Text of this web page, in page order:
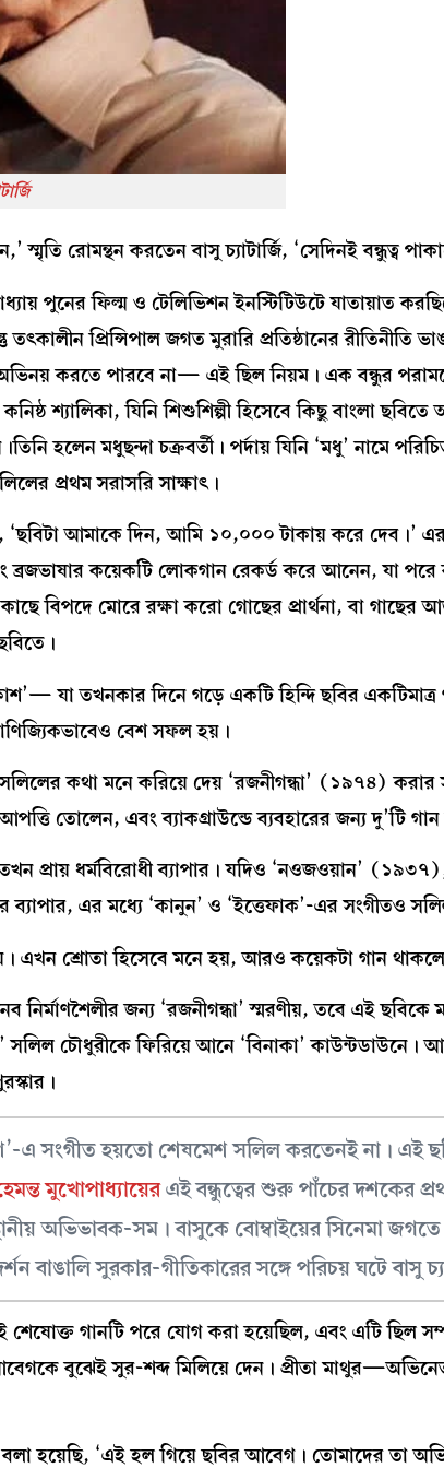
স্মৃতি রোমন্থন করতেন বাসু চ্যাটার্জি, ‘সেদিনই বন্ধুত্ব
পুনের ফিল্ম ও টেলিভিশন ইনস্টিটিউটে যাতায়াত
প্রিন্সিপাল জগত মুরারি প্রতিষ্ঠানের রীতিনীতি
করতে পারবে না— এই ছিল নিয়ম। এক বন্ধুর
শ্যালিকা, যিনি শিশুশিল্পী হিসেবে কিছু বাংলা
হলেন মধুছন্দা চক্রবর্তী। পর্দায় যিনি ‘মধু’ নামে
প্রথম সরাসরি সাক্ষাৎ।
‘ছবিটা আমাকে দিন, আমি ১০,০০০ টাকায় করে দেব।’
কয়েকটি লোকগান রেকর্ড করে আনেন, যা পরে
বিপদে মোরে রক্ষা করো গোছের প্রার্থনা, বা গাছের
যা তখনকার দিনে গড়ে একটি হিন্দি ছবির একটিমাত্র
বেশ সফল হয়।
কথা মনে করিয়ে দেয় ‘রজনীগন্ধা’ (১৯৭৪) করার
তোলেন, এবং ব্যাকগ্রাউন্ডে ব্যবহারের জন্য দু’টি
প্রায় ধর্মবিরোধী ব্যাপার। যদিও ‘নওজওয়ান’
এর মধ্যে ‘কানুন’ ও ‘ইত্তেফাক’-এর সংগীতও
এখন শ্রোতা হিসেবে মনে হয়, আরও কয়েকটা গান
জন্য ‘রজনীগন্ধা’ স্মরণীয়, তবে এই ছবিকে
চৌধুরীকে ফিরিয়ে আনে ‘বিনাকা’ কাউন্টডাউনে।
এ সংগীত হয়তো শেষমেশ সলিল করতেনই না। এই
মুখোপাধ্যায়েরএই বন্ধুত্বের শুরু পাঁচের দশকের
অভিভাবক-সম। বাসুকে বোম্বাইয়ের সিনেমা
বাঙালি সুরকার-গীতিকারের সঙ্গে পরিচয় ঘটে বাসু
শেষোক্ত গানটি পরে যোগ করা হয়েছিল, এবং এটি ছিল
বুঝেই সুর-শব্দ মিলিয়ে দেন। প্রীতা
বলা হয়েছি, ‘এই হল গিয়ে ছবির আবেগ। তোমাদের তা